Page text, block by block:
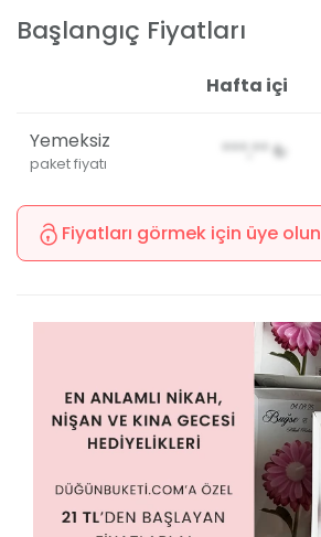
Başlangıç Fiyatları
Hafta içi
Yemeksiz
paket fiyatı
***,** ₺
Fiyatları görmek için üye olun